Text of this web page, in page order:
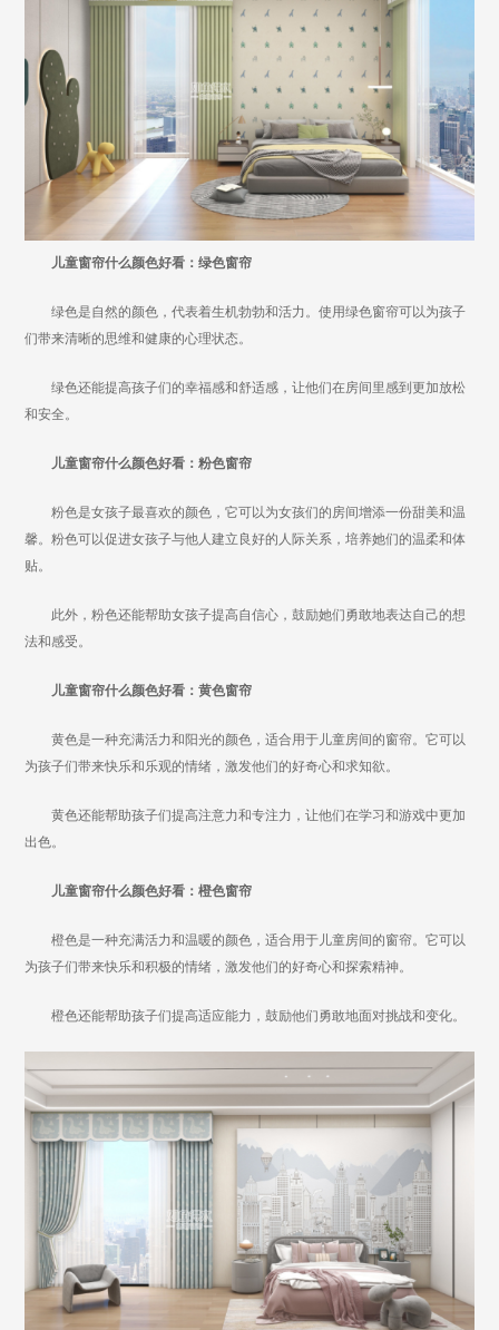
儿童窗帘什么颜色好看：绿色窗帘
绿色是自然的颜色，代表着生机勃勃和活力。使用绿色窗帘可以为孩子
们带来清晰的思维和健康的心理状态。
绿色还能提高孩子们的幸福感和舒适感，让他们在房间里感到更加放松
和安全。
儿童窗帘什么颜色好看：粉色窗帘
粉色是女孩子最喜欢的颜色，它可以为女孩们的房间增添一份甜美和温
馨。粉色可以促进女孩子与他人建立良好的人际关系，培养她们的温柔和体
贴。
此外，粉色还能帮助女孩子提高自信心，鼓励她们勇敢地表达自己的想
法和感受。
儿童窗帘什么颜色好看：黄色窗帘
黄色是一种充满活力和阳光的颜色，适合用于儿童房间的窗帘。它可以
为孩子们带来快乐和乐观的情绪，激发他们的好奇心和求知欲。
黄色还能帮助孩子们提高注意力和专注力，让他们在学习和游戏中更加
出色。
儿童窗帘什么颜色好看：橙色窗帘
橙色是一种充满活力和温暖的颜色，适合用于儿童房间的窗帘。它可以
为孩子们带来快乐和积极的情绪，激发他们的好奇心和探索精神。
橙色还能帮助孩子们提高适应能力，鼓励他们勇敢地面对挑战和变化。